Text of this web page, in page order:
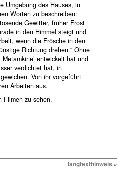
Umgebung des Hauses, in
Worten zu beschreiben:
Gewitter, früher Frost
in den Himmel steigt und
wenn die Frösche in den
Richtung drehen.“ Ohne
entwickelt hat und
verdichtet hat, in
Von ihr vorgeführt
Arbeiten aus.
Filmen zu sehen.
langtexthinweis »